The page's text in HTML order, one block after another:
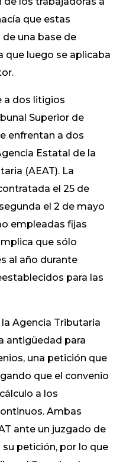
que estas
una base de
que luego se aplicaba
a dos litigios
Superior de
enfrentan a dos
Estatal de la
(AEAT). La
el 25 de
el 2 de mayo
empleadas fijas
que sólo
al año durante
para las
la Agencia Tributaria
antigüedad para
una petición que
que el convenio
a los
Ambas
ante un juzgado de
petición, por lo que